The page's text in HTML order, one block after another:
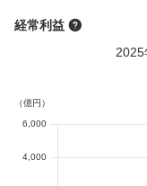
経常利益
2025